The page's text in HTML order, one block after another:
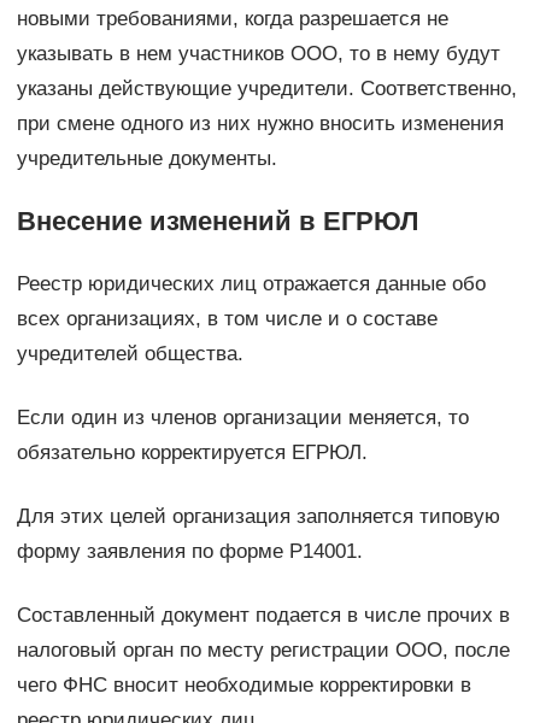
новыми требованиями, когда разрешается не
указывать в нем участников ООО, то в нему будут
указаны действующие учредители. Соответственно,
при смене одного из них нужно вносить изменения
учредительные документы.
Внесение изменений в ЕГРЮЛ
Реестр юридических лиц отражается данные обо
всех организациях, в том числе и о составе
учредителей общества.
Если один из членов организации меняется, то
обязательно корректируется ЕГРЮЛ.
Для этих целей организация заполняется типовую
форму заявления по форме Р14001.
Составленный документ подается в числе прочих в
налоговый орган по месту регистрации ООО, после
чего ФНС вносит необходимые корректировки в